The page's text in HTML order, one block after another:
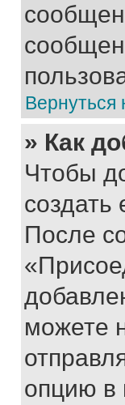
Вернуться
» Как
Чтобы
создать
После
можете
опцию в